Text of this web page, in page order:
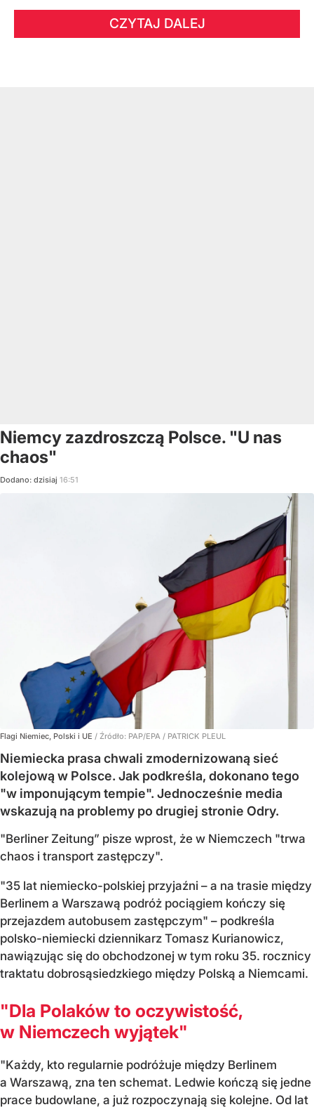
CZYTAJ DALEJ
Niemcy zazdroszczą Polsce. "U nas
chaos"
Dodano: dzisiaj 16:51
Flagi Niemiec, Polski i UE / Źródło: PAP/EPA / PATRICK PLEUL
Niemiecka prasa chwali zmodernizowaną sieć
kolejową w Polsce. Jak podkreśla, dokonano tego
"w imponującym tempie". Jednocześnie media
wskazują na problemy po drugiej stronie Odry.
"Berliner Zeitung” pisze wprost, że w Niemczech "trwa
chaos i transport zastępczy".
"35 lat niemiecko-polskiej przyjaźni – a na trasie między
Berlinem a Warszawą podróż pociągiem kończy się
przejazdem autobusem zastępczym" – podkreśla
polsko-niemiecki dziennikarz Tomasz Kurianowicz,
nawiązując się do obchodzonej w tym roku 35. rocznicy
traktatu dobrosąsiedzkiego między Polską a Niemcami.
"Dla Polaków to oczywistość,
w Niemczech wyjątek"
"Każdy, kto regularnie podróżuje między Berlinem
a Warszawą, zna ten schemat. Ledwie kończą się jedne
prace budowlane, a już rozpoczynają się kolejne. Od lat